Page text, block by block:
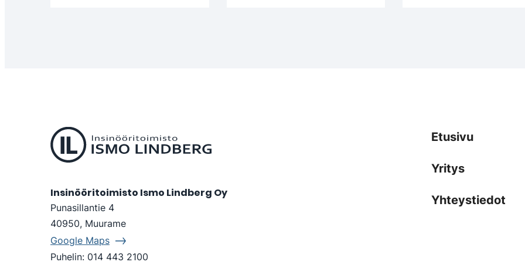
Insinööritoimisto Ismo Lindberg Oy
Punasillantie 4
40950, Muurame
Google Maps
Puhelin: 014 443 2100
Etusivu
Yritys
Yhteystiedot